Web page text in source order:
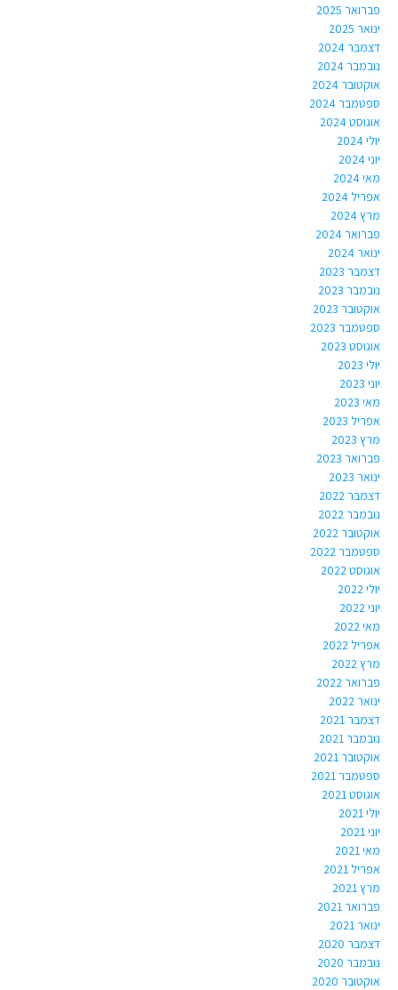
פברואר 2025
ינואר 2025
דצמבר 2024
נובמבר 2024
אוקטובר 2024
ספטמבר 2024
אוגוסט 2024
יולי 2024
יוני 2024
מאי 2024
אפריל 2024
מרץ 2024
פברואר 2024
ינואר 2024
דצמבר 2023
נובמבר 2023
אוקטובר 2023
ספטמבר 2023
אוגוסט 2023
יולי 2023
יוני 2023
מאי 2023
אפריל 2023
מרץ 2023
פברואר 2023
ינואר 2023
דצמבר 2022
נובמבר 2022
אוקטובר 2022
ספטמבר 2022
אוגוסט 2022
יולי 2022
יוני 2022
מאי 2022
אפריל 2022
מרץ 2022
פברואר 2022
ינואר 2022
דצמבר 2021
נובמבר 2021
אוקטובר 2021
ספטמבר 2021
אוגוסט 2021
יולי 2021
יוני 2021
מאי 2021
אפריל 2021
מרץ 2021
פברואר 2021
ינואר 2021
דצמבר 2020
נובמבר 2020
אוקטובר 2020